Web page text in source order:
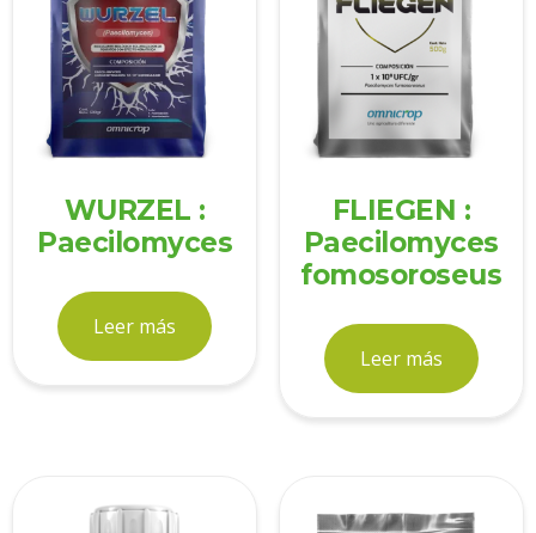
WURZEL :
Paecilomyces
Leer más
FLIEGEN :
Paecilomyces
fomosoroseus
Leer más